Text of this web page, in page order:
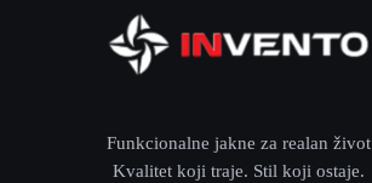
Funkcionalne jakne za realan život
Kvalitet koji traje. Stil koji ostaje.